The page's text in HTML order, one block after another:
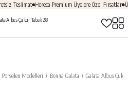
Teslimat Horeca Premium Üyelere Özel Fırsatlar
Porselen Modelleri Bonna Galata Galata Albus